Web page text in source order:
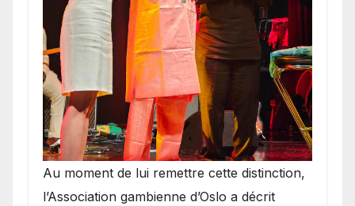
​Au moment de lui remettre cette distinction,
l’Association gambienne d’Oslo a décrit